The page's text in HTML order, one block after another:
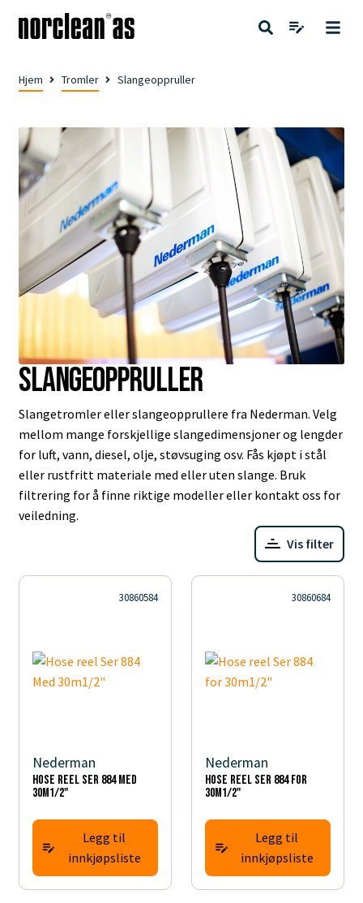
Hjem Tromler Slangeoppruller
Slangeoppruller
Slangetromler eller slangeopprullere fra Nederman. Velg
mellom mange forskjellige slangedimensjoner og lengder
for luft, vann, diesel, olje, støvsuging osv. Fås kjøpt i stål
eller rustfritt materiale med eller uten slange. Bruk
filtrering for å finne riktige modeller eller kontakt oss for
veiledning.
Vis filter
30860584
Nederman
Hose reel Ser 884 Med
30m1/2"
Legg til
innkjøpsliste
30860684
Nederman
Hose reel Ser 884 for
30m1/2"
Legg til
innkjøpsliste